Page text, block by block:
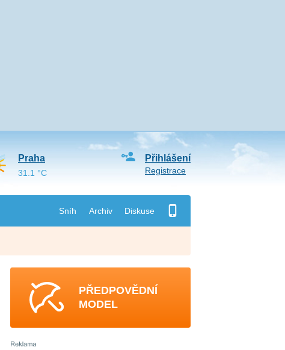
Sníh Archiv Diskuse
Přihlášení
Registrace
Praha
31.1 °C
PŘEDPOVĚDNÍ
MODEL